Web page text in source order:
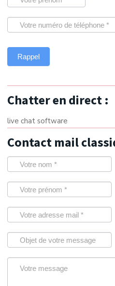
Chatter en direct :
live chat software
Contact mail